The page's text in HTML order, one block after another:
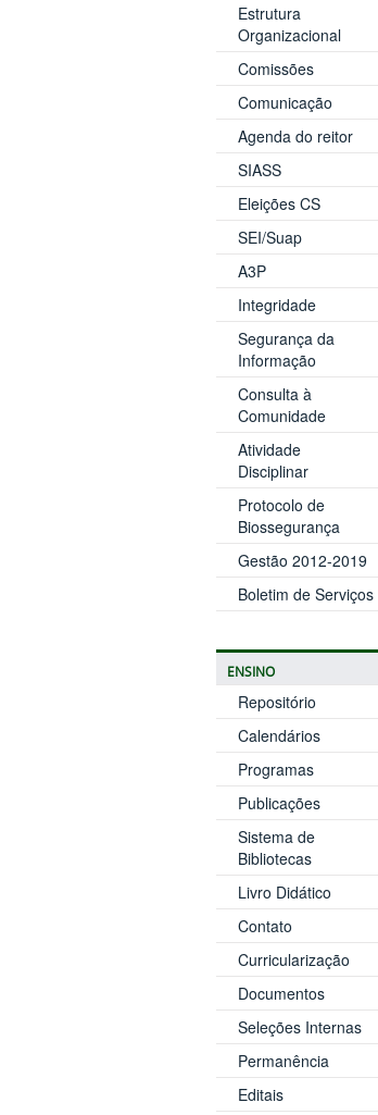
Estrutura
Organizacional
Comissões
Comunicação
Agenda do reitor
SIASS
Eleições CS
SEI/Suap
A3P
Integridade
Segurança da
Informação
Consulta à
Comunidade
Atividade
Disciplinar
Protocolo de
Biossegurança
Gestão 2012-2019
Boletim de Serviços
ENSINO
Repositório
Calendários
Programas
Publicações
Sistema de
Bibliotecas
Livro Didático
Contato
Curricularização
Documentos
Seleções Internas
Permanência
Editais